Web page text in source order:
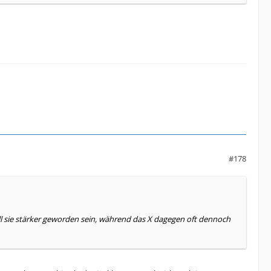
#178
stärker geworden sein, während das X dagegen oft dennoch